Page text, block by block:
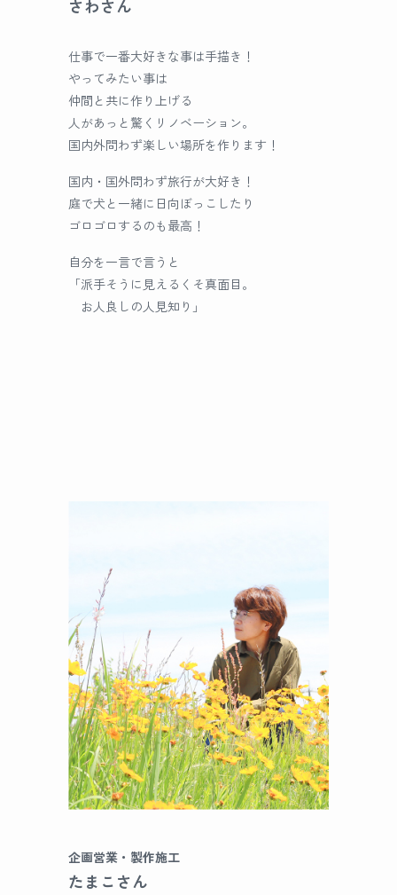
さわさん
仕事で一番大好きな事は手描き！
やってみたい事は
仲間と共に作り上げる
人があっと驚くリノベーション。
国内外問わず楽しい場所を作ります！
国内・国外問わず旅行が大好き！
庭で犬と一緒に日向ぼっこしたり
ゴロゴロするのも最高！
自分を一言で言うと
「派手そうに見えるくそ真面目。
お人良しの人見知り」
企画営業・製作施工
たまこさん